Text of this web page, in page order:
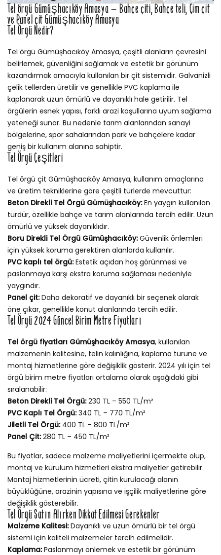
Tel örgü Gümüşhacıköy Amasya – Bahçe çiti, Bahçe teli, Çim çit
ve Panel çit Gümüşhacıköy Amasya
Tel Örgü Nedir?
Tel örgü Gümüşhacıköy Amasya, çeşitli alanların çevresini
belirlemek, güvenliğini sağlamak ve estetik bir görünüm
kazandırmak amacıyla kullanılan bir çit sistemidir. Galvanizli
çelik tellerden üretilir ve genellikle PVC kaplama ile
kaplanarak uzun ömürlü ve dayanıklı hale getirilir. Tel
örgülerin esnek yapısı, farklı arazi koşullarına uyum sağlama
yeteneği sunar. Bu nedenle tarım alanlarından sanayi
bölgelerine, spor sahalarından park ve bahçelere kadar
geniş bir kullanım alanına sahiptir.
Tel Örgü Çeşitleri
Tel örgü çit Gümüşhacıköy Amasya, kullanım amaçlarına
ve üretim tekniklerine göre çeşitli türlerde mevcuttur:
Beton Direkli Tel Örgü Gümüşhacıköy:En yaygın kullanılan
türdür, özellikle bahçe ve tarım alanlarında tercih edilir. Uzun
ömürlü ve yüksek dayanıklıdır.
Boru Direkli Tel Örgü Gümüşhacıköy:Güvenlik önlemleri
için yüksek koruma gerektiren alanlarda kullanılır.
PVC kaplı tel örgü:Estetik açıdan hoş görünmesi ve
paslanmaya karşı ekstra koruma sağlaması nedeniyle
yaygındır.
Panel çit:Daha dekoratif ve dayanıklı bir seçenek olarak
öne çıkar, genellikle konut alanlarında tercih edilir.
Tel Örgü 2024 Güncel Birim Metre Fiyatları
Tel örgü fiyatları Gümüşhacıköy Amasya, kullanılan
malzemenin kalitesine, telin kalınlığına, kaplama türüne ve
montaj hizmetlerine göre değişiklik gösterir. 2024 yılı için tel
örgü birim metre fiyatları ortalama olarak aşağıdaki gibi
sıralanabilir:
Beton Direkli Tel Örgü:230 TL – 550 TL/m²
PVC Kaplı Tel Örgü:340 TL – 770 TL/m²
Jiletli Tel Örgü:400 TL – 800 TL/m²
Panel Çit:280 TL – 450 TL/m²
Bu fiyatlar, sadece malzeme maliyetlerini içermekte olup,
montaj ve kurulum hizmetleri ekstra maliyetler getirebilir.
Montaj hizmetlerinin ücreti, çitin kurulacağı alanın
büyüklüğüne, arazinin yapısına ve işçilik maliyetlerine göre
değişiklik gösterebilir.
Tel Örgü Satın Alırken Dikkat Edilmesi Gerekenler
Malzeme Kalitesi:Dayanıklı ve uzun ömürlü bir tel örgü
sistemi için kaliteli malzemeler tercih edilmelidir.
Kaplama:Paslanmayı önlemek ve estetik bir görünüm